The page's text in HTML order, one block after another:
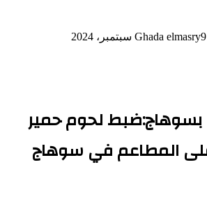
Ghada elmasry9 سبتمبر، 2024
بسوهاج:ضبط لحوم حمير
المطاعم في سوهاج